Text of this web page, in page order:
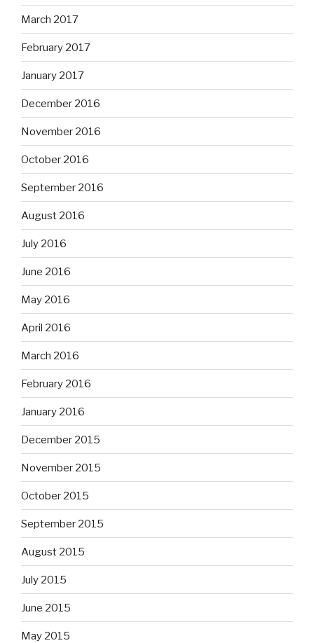
March 2017
February 2017
January 2017
December 2016
November 2016
October 2016
September 2016
August 2016
July 2016
June 2016
May 2016
April 2016
March 2016
February 2016
January 2016
December 2015
November 2015
October 2015
September 2015
August 2015
July 2015
June 2015
May 2015